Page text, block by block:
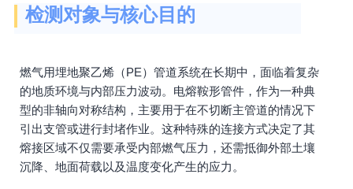
检测对象与核心目的
燃气用埋地聚乙烯（PE）管道系统在长期中，面临着复杂
的地质环境与内部压力波动。电熔鞍形管件，作为一种典
型的非轴向对称结构，主要用于在不切断主管道的情况下
引出支管或进行封堵作业。这种特殊的连接方式决定了其
熔接区域不仅需要承受内部燃气压力，还需抵御外部土壤
沉降、地面荷载以及温度变化产生的应力。